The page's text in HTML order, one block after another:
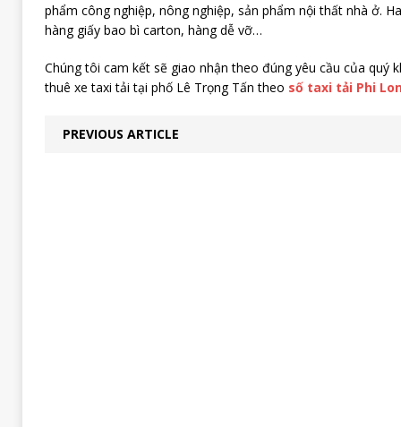
phẩm công nghiệp, nông nghiệp, sản phẩm nội thất nhà ở.
hàng giấy bao bì carton, hàng dễ vỡ…
Chúng tôi cam kết sẽ giao nhận theo đúng yêu cầu của quý
thuê xe taxi tải tại phố Lê Trọng Tấn theo số taxi tải Phi
PREVIOUS ARTICLE